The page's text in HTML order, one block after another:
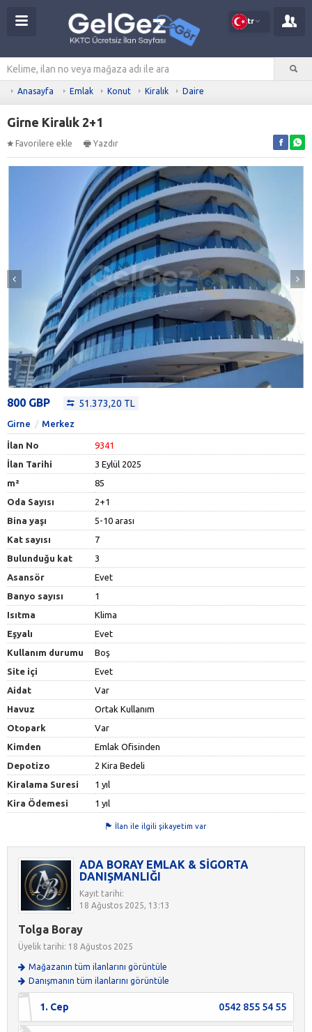
tr
Anasayfa Emlak Konut Kiralık Daire
Girne Kiralık 2+1
Favorilere ekle Yazdır
800 GBP 51.373,20 TL
Girne Merkez
İlan No
9341
İlan Tarihi
3 Eylül 2025
m²
85
Oda Sayısı
2+1
Bina yaşı
5-10 arası
Kat sayısı
7
Bulunduğu kat
3
Asansör
Evet
Banyo sayısı
1
Isıtma
Klima
Eşyalı
Evet
Kullanım durumu
Boş
Site içi
Evet
Aidat
Var
Havuz
Ortak Kullanım
Otopark
Var
Kimden
Emlak Ofisinden
Depotizo
2 Kira Bedeli
Kiralama Suresi
1 yıl
Kira Ödemesi
1 yıl
İlan ile ilgili şikayetim var
ADA BORAY EMLAK & SİGORTA
DANIŞMANLIĞI
Kayıt tarihi:
18 Ağustos 2025, 13:13
Tolga Boray
Üyelik tarihi: 18 Ağustos 2025
Mağazanın tüm ilanlarını görüntüle
Danışmanın tüm ilanlarını görüntüle
1. Cep 0542 855 54 55